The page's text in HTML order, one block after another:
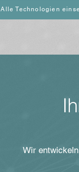
Alle Technologien
Wir